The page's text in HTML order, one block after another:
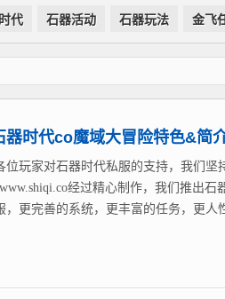
代 石器活动 石器玩法 金飞
器时代co魔域大冒险特色&简
位玩家对石器时代私服的支持，我们坚
经过精心制作，我们推出
，更完善的系统，更丰富的任务，更人